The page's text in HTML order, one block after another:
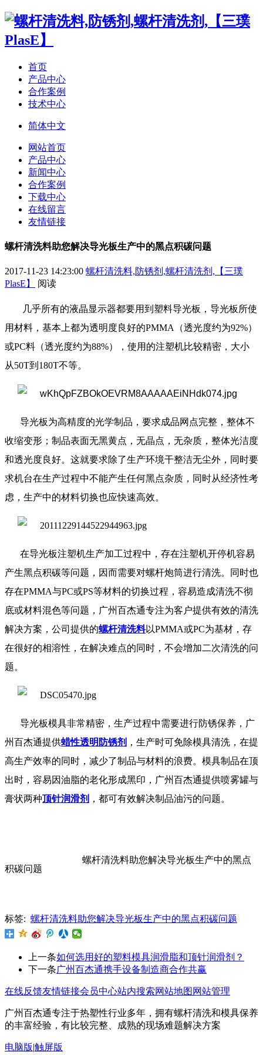
首页
产品中心
合作案例
技术中心
简体中文
网站首页
产品中心
新闻中心
合作案例
下载中心
在线留言
友情链接
螺杆清洗料助您解决导光板生产中的黑点积碳问题
2017-11-23 14:23:00 螺杆清洗料,防锈剂,螺杆清洗剂,【三璞
PlasE】
阅读
几乎所有的液晶显示器都要用到塑料导光板，导光板所使
用材料，基本上都为透明度良好的PMMA （透光度约为92%）
或PC料（透光度约为88%），使用的注塑机比较精密，大小
从50T到 180T不等。
导光板为高精度的光学制品，要求成品网点完整，整体不
收缩变形；制品表面无黑黄点，无晶点，无杂质，整体光洁度
和透光度良好。这就要求除了生产环境干整洁无尘外，同时要
求机台在生产过程中不能产生任何黑点杂质，同时从经济性考
虑，生产中的材料切换也应快速高效。
在导光板注塑机生产加工过程中，存在注塑机开停机容易
产生黑点积碳等问题，因而需要对螺杆炮筒进行清洗。同时也
存在PMMA与PC或PS等材料的切换过程，容易造成清洗不彻
底或材料混色等问题，广州百杰通专注为客户提供有效的清洗
解决方案，公司提供的螺杆清洗料以PMMA或PC为基材，存
在很好的相溶性，在解决难点的同时，不会增加二次清洗的问
题。
导光板模具非常精密，生产过程中需要进行防锈保养，广
州百杰通提供蜡性透明防锈剂 ，生产时可免除模具清洗，在提
高生产效率的同时，减少了制品与材料的浪费。模具制品在顶
出时，容易因油脂的老化形成黑印，广州百杰通提供喷雾罐与
膏状两种顶针润滑剂 ，都可有效解决制品油污的问题。
螺杆清洗料助您解决导光板生产中的黑点
积碳问题
标签: 螺杆清洗料助您解决导光板生产中的黑点积碳问题
上一条如何选用好的塑料模具润滑脂和顶针润滑剂？
下一条广州百杰通携手设备制造商合作共赢
在线反馈友情链接会员中心站内搜索网站地图 网站管理
广州百杰通专注于热塑性行业多年，拥有螺杆清洗和模具保养
的丰富经验，有比较完整、成熟的现场难题解决方案
电脑版|触屏版